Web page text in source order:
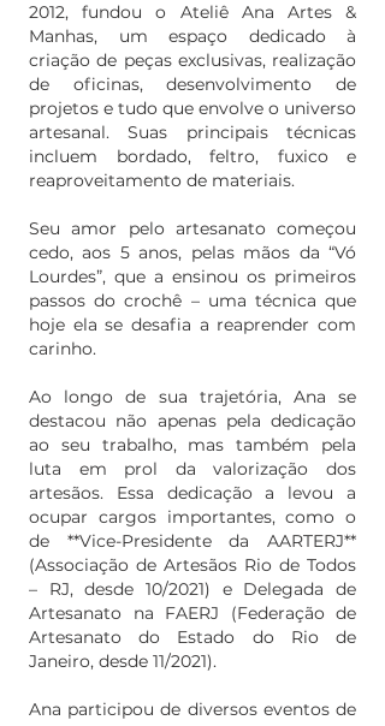
2012, fundou o Ateliê Ana Artes &
Manhas, um espaço dedicado à
criação de peças exclusivas, realização
de oficinas, desenvolvimento de
projetos e tudo que envolve o universo
artesanal. Suas principais técnicas
incluem bordado, feltro, fuxico e
reaproveitamento de materiais.
Seu amor pelo artesanato começou
cedo, aos 5 anos, pelas mãos da “Vó
Lourdes”, que a ensinou os primeiros
passos do crochê – uma técnica que
hoje ela se desafia a reaprender com
carinho.
Ao longo de sua trajetória, Ana se
destacou não apenas pela dedicação
ao seu trabalho, mas também pela
luta em prol da valorização dos
artesãos. Essa dedicação a levou a
ocupar cargos importantes, como o
de **Vice-Presidente da AARTERJ**
(Associação de Artesãos Rio de Todos
– RJ, desde 10/2021) e Delegada de
Artesanato na FAERJ (Federação de
Artesanato do Estado do Rio de
Janeiro, desde 11/2021).
Ana participou de diversos eventos de